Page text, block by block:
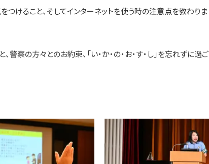
けること、そしてインターネットを使う時の注意点を教わりま
察の方々とのお約束、「い・か・の・お・す・し」を忘れずに過ご